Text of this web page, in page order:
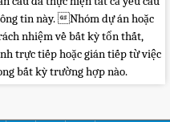
tin này. Nhóm dự án hoặc
nhiệm về bất kỳ tổn thất,
trực tiếp hoặc gián tiếp từ việc
bất kỳ trường hợp nào.